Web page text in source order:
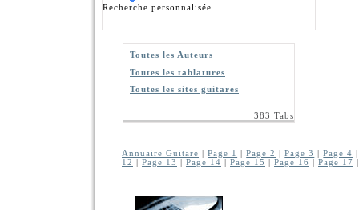
Recherche personnalisée
Toutes les Auteurs
Toutes les tablatures
Toutes les sites guitares
383 Tabs
Annuaire Guitare |Page 1 |Page 2 |Page 3 |Page 4
12
Page 13 Page 14 Page 15 Page 16 Page 17